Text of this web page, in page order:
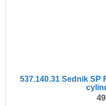
537.140.31 Sednik SP